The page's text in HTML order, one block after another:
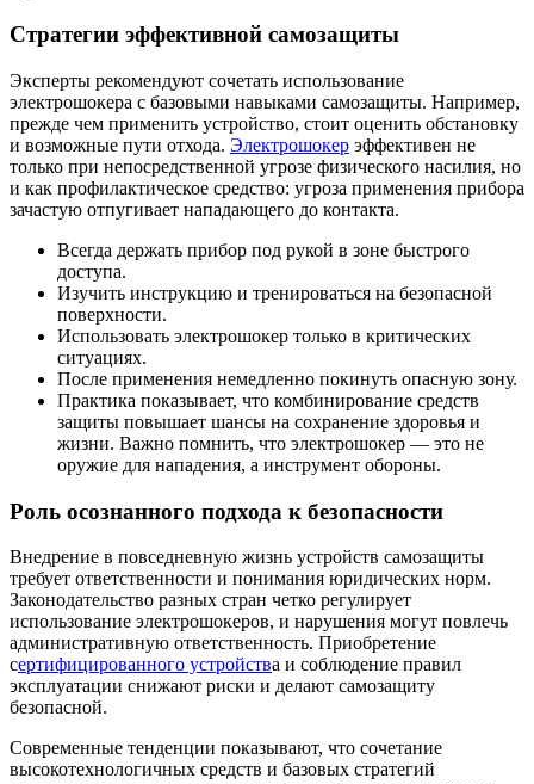
Стратегии эффективной самозащиты
Эксперты рекомендуют сочетать использование
электрошокера с базовыми навыками самозащиты. Например,
прежде чем применить устройство, стоит оценить обстановку
и возможные пути отхода. Электрошокер эффективен не
только при непосредственной угрозе физического насилия, но
и как профилактическое средство: угроза применения прибора
зачастую отпугивает нападающего до контакта.
Всегда держать прибор под рукой в зоне быстрого
доступа.
Изучить инструкцию и тренироваться на безопасной
поверхности.
Использовать электрошокер только в критических
ситуациях.
После применения немедленно покинуть опасную зону.
Практика показывает, что комбинирование средств
защиты повышает шансы на сохранение здоровья и
жизни. Важно помнить, что электрошокер — это не
оружие для нападения, а инструмент обороны.
Роль осознанного подхода к безопасности
Внедрение в повседневную жизнь устройств самозащиты
требует ответственности и понимания юридических норм.
Законодательство разных стран четко регулирует
использование электрошокеров, и нарушения могут повлечь
административную ответственность. Приобретение
сертифицированного устройства и соблюдение правил
эксплуатации снижают риски и делают самозащиту
безопасной.
Современные тенденции показывают, что сочетание
высокотехнологичных средств и базовых стратегий